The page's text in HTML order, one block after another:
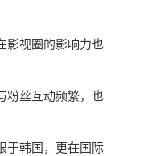
影视圈的影响力也
粉丝互动频繁，也
于韩国，更在国际